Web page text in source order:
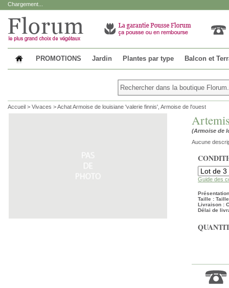
Chargement...
PROMOTIONS Jardin Plantes par type Balcon et
Accueil > Vivaces >Achat Armoise de louisiane 'valerie finnis', Armoise de l'ouest
(Armoise de
Aucune
Guide des
Taille :
Livraison :
Délai de